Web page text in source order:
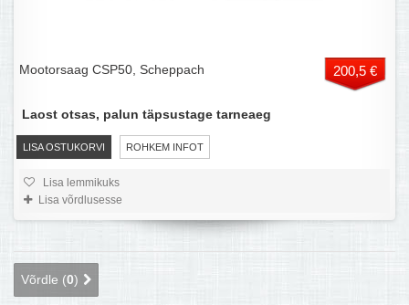
Mootorsaag CSP50, Scheppach 200,5 €
LISA OSTUKORVI ROHKEM INFOT
Laost otsas, palun täpsustage tarneaeg
Lisa lemmikuks
Lisa võrdlusesse
Võrdle (0)